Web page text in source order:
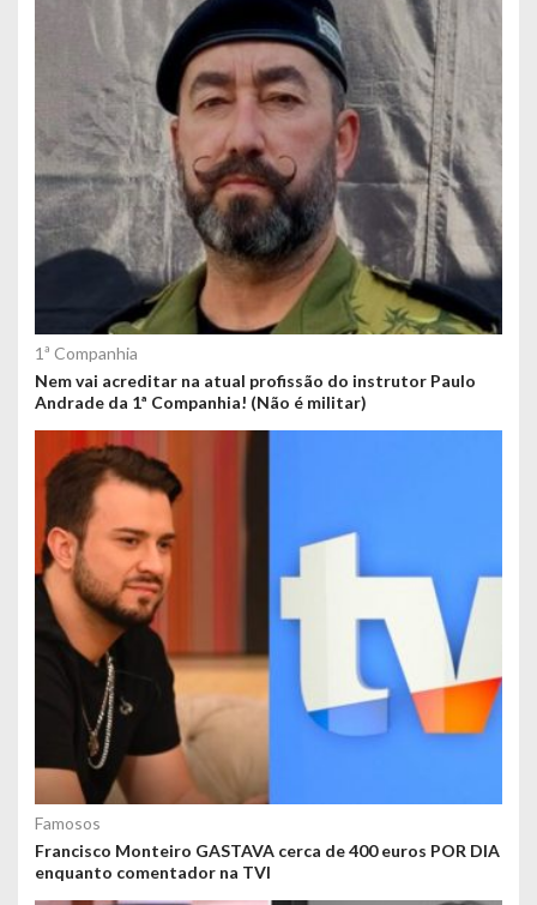
1ª Companhia
Nem vai acreditar na atual profissão do instrutor Paulo
Andrade da 1ª Companhia! (Não é militar)
Famosos
Francisco Monteiro GASTAVA cerca de 400 euros POR DIA
enquanto comentador na TVI